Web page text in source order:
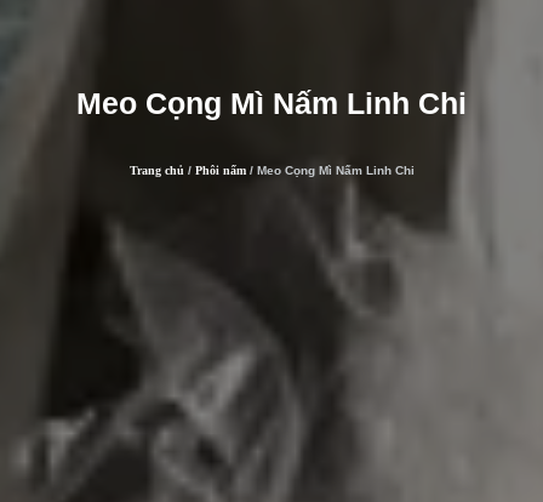
Meo Cọng Mì Nấm Linh Chi
Trang chủ/ Phôi nấm/ Meo Cọng Mì Nấm Linh Chi